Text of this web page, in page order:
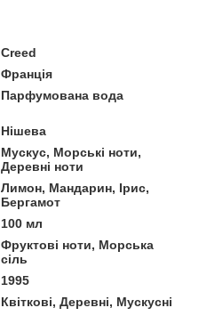
Creed
Франція
Парфумована вода
Нішева
Мускус, Морські ноти,
Деревні ноти
Лимон, Мандарин, Ірис,
Бергамот
100 мл
Фруктові ноти, Морська
сіль
1995
Квіткові, Деревні, Мускусні